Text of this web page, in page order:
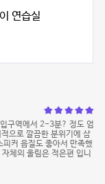
연습실
구역에서 2-3분? 정도 엄
으로 깔끔한 분위기에 삼
커 음질도 좋아서 만족했
체의 울림은 적은편 입니